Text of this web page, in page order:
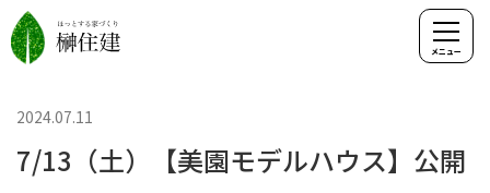
7/13（土）【美園モデルハウス】公開
2024.07.11